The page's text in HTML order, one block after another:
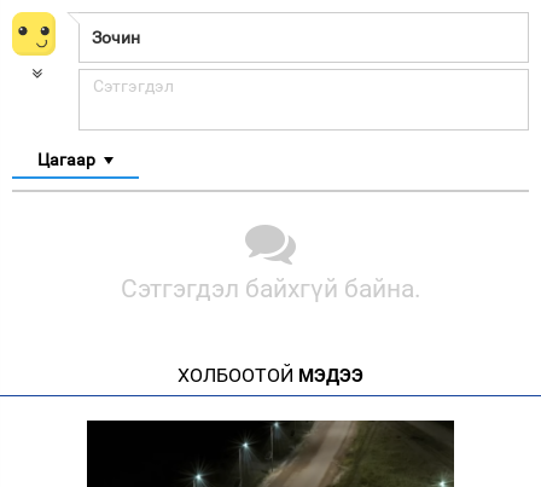
Цагаар
Сэтгэгдэл байхгүй байна.
ХОЛБООТОЙ МЭДЭЭ